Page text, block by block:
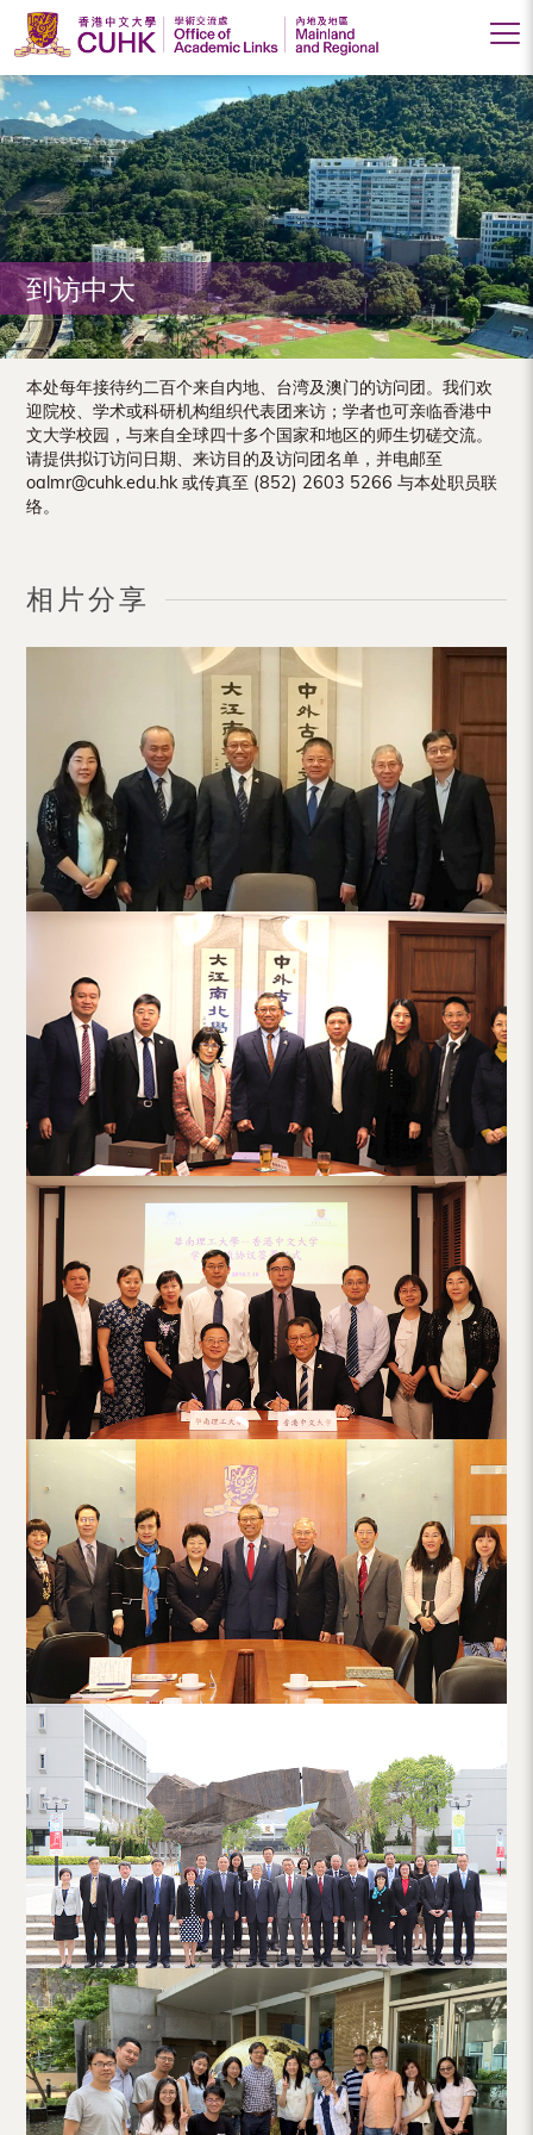
香
港
中
文
大
学
学
术
交
流
处
地
及
到访中大
本处每年接待约二百个来自内地、台湾及澳门的访问团。我们欢
迎院校、学术或科研机构组织代表团来访；学者也可亲临香港中
文大学校园，与来自全球四十多个国家和地区的师生切磋交流。
请提供拟订访问日期、来访目的及访问团名单，并电邮至
oalmr@cuhk.edu.hk 或传真至 (852) 2603 5266 与本处职员联
络。
相片分享